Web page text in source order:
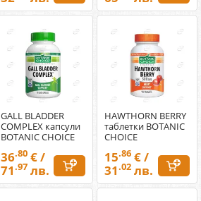
GALL BLADDER
COMPLEX капсули
BOTANIC CHOICE
36.80€ /
71.97лв.
HAWTHORN BERRY
таблетки BOTANIC
CHOICE
15.86 € /
31.02 лв.